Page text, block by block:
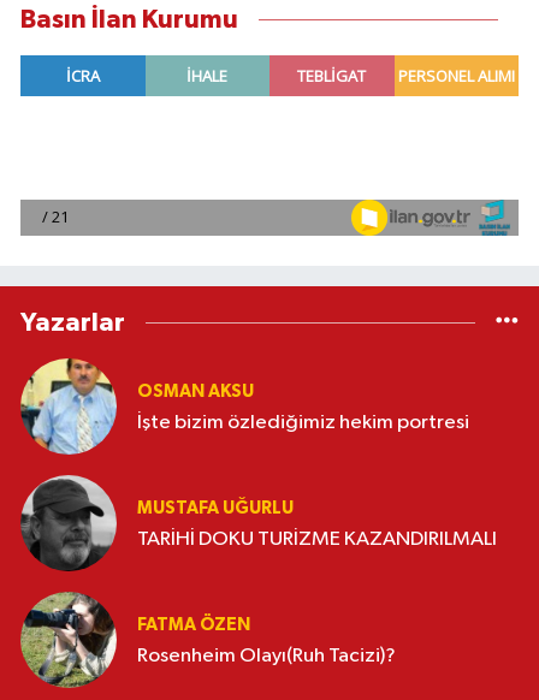
Basın İlan Kurumu
Yazarlar
OSMAN AKSU
İşte bizim özlediğimiz hekim portresi
MUSTAFA UĞURLU
TARİHİ DOKU TURİZME KAZANDIRILMALI
FATMA ÖZEN
Rosenheim Olayı(Ruh Tacizi)?